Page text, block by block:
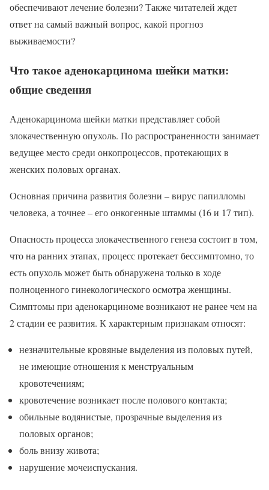
обеспечивают лечение болезни? Также читателей ждет
ответ на самый важный вопрос, какой прогноз
выживаемости?
Что такое аденокарцинома шейки матки:
общие сведения
Аденокарцинома шейки матки представляет собой
злокачественную опухоль. По распространенности занимает
ведущее место среди онкопроцессов, протекающих в
женских половых органах.
Основная причина развития болезни – вирус папилломы
человека, а точнее – его онкогенные штаммы (16 и 17 тип).
Опасность процесса злокачественного генеза состоит в том,
что на ранних этапах, процесс протекает бессимптомно, то
есть опухоль может быть обнаружена только в ходе
полноценного гинекологического осмотра женщины.
Симптомы при аденокарциноме возникают не ранее чем на
2 стадии ее развития. К характерным признакам относят:
незначительные кровяные выделения из половых путей,
не имеющие отношения к менструальным
кровотечениям;
кровотечение возникает после полового контакта;
обильные водянистые, прозрачные выделения из
половых органов;
боль внизу живота;
нарушение мочеиспускания.